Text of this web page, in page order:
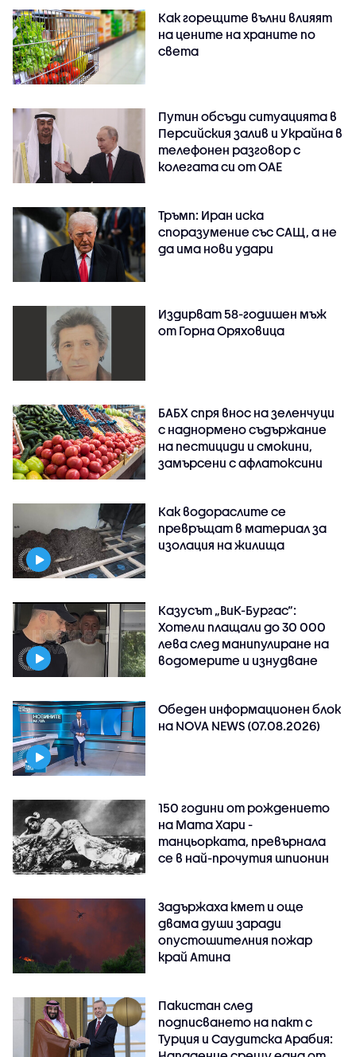
Как горещите вълни влияят
на цените на храните по
света
Путин обсъди ситуацията в
Персийския залив и Украйна в
телефонен разговор с
колегата си от ОАЕ
Тръмп: Иран иска
споразумение със САЩ, а не
да има нови удари
Издирват 58-годишен мъж
от Горна Оряховица
БАБХ спря внос на зеленчуци
с наднормено съдържание
на пестициди и смокини,
замърсени с афлатоксини
Как водораслите се
превръщат в материал за
изолация на жилища
Казусът „ВиК-Бургас“:
Хотели плащали до 30 000
лева след манипулиране на
водомерите и изнудване
Обеден информационен блок
на NOVA NEWS (07.08.2026)
150 години от рождението
на Мата Хари -
танцьорката, превърнала
се в най-прочутия шпионин
Задържаха кмет и още
двама души заради
опустошителния пожар
край Атина
Пакистан след
подписването на пакт с
Турция и Саудитска Арабия: